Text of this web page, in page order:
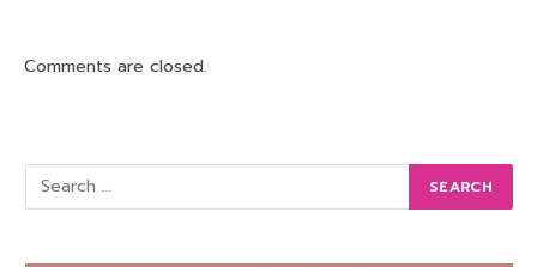
Comments are closed.